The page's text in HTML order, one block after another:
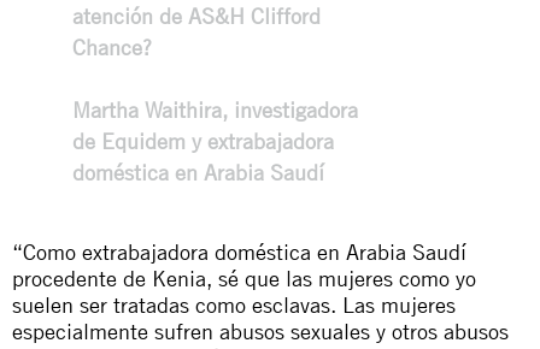
atención de AS&H Clifford
Chance?
Martha Waithira, investigadora
de Equidem y extrabajadora
doméstica en Arabia Saudí
“Como extrabajadora doméstica en Arabia Saudí
procedente de Kenia, sé que las mujeres como yo
suelen ser tratadas como esclavas. Las mujeres
especialmente sufren abusos sexuales y otros abusos